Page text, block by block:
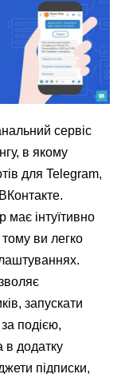
сервіс
в якому
для Telegram,
має інтуїтивно
ви легко
запускати
подією,
в додатку
підписки,